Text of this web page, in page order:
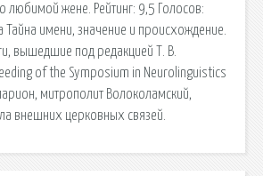
любимой жене. Рейтинг: 9,5 Голосов:
Тайна имени, значение и происхождение.
вышедшие под редакцией Т. В.
of the Symposium in Neurolinguistics
митрополит Волоколамский,
внешних церковных связей.